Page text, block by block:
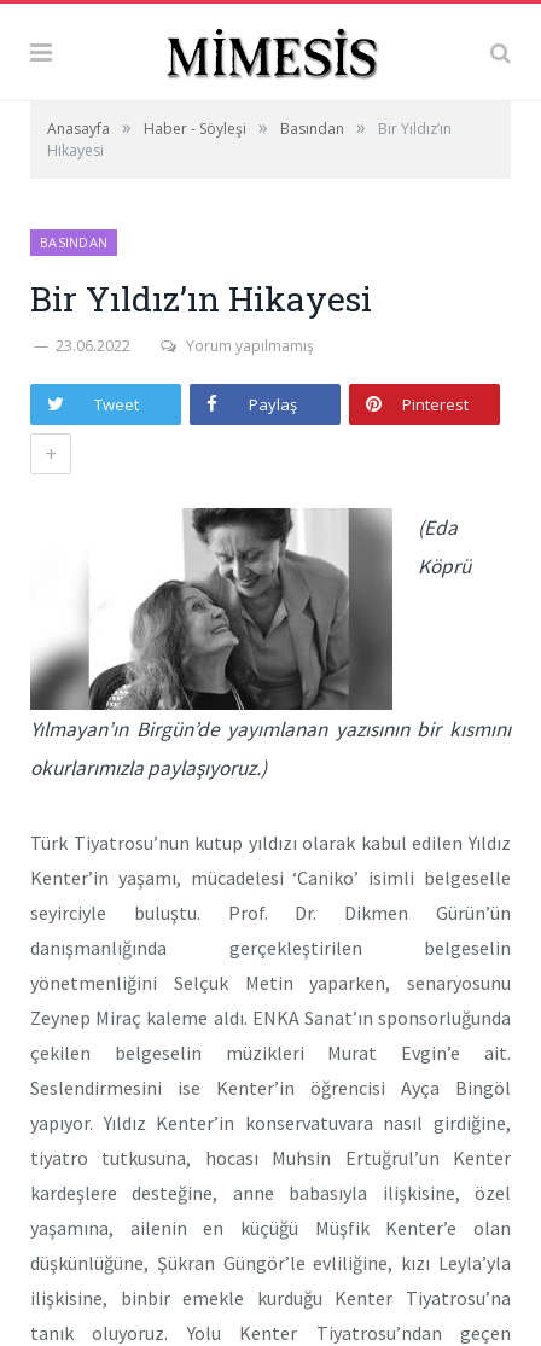
Anasayfa » Haber - Söyleşi » Basından »
Bir Yıldız’ın
Hikayesi
BASINDAN
Bir Yıldız’ın Hikayesi
23.06.2022 Yorum yapılmamış
Tweet Paylaş Pinterest
+
(Eda
Köprü
Yılmayan’ın Birgün’de yayımlanan yazısının bir kısmını
okurlarımızla paylaşıyoruz.)
Türk Tiyatrosu’nun kutup yıldızı olarak kabul edilen Yıldız
Kenter’in yaşamı, mücadelesi ‘Caniko’ isimli belgeselle
seyirciyle buluştu. Prof. Dr. Dikmen Gürün’ün
danışmanlığında gerçekleştirilen belgeselin
yönetmenliğini Selçuk Metin yaparken, senaryosunu
Zeynep Miraç kaleme aldı. ENKA Sanat’ın sponsorluğunda
çekilen belgeselin müzikleri Murat Evgin’e ait.
Seslendirmesini ise Kenter’in öğrencisi Ayça Bingöl
yapıyor. Yıldız Kenter’in konservatuvara nasıl girdiğine,
tiyatro tutkusuna, hocası Muhsin Ertuğrul’un Kenter
kardeşlere desteğine, anne babasıyla ilişkisine, özel
yaşamına, ailenin en küçüğü Müşfik Kenter’e olan
düşkünlüğüne, Şükran Güngör’le evliliğine, kızı Leyla’yla
ilişkisine, binbir emekle kurduğu Kenter Tiyatrosu’na
tanık oluyoruz. Yolu Kenter Tiyatrosu’ndan geçen